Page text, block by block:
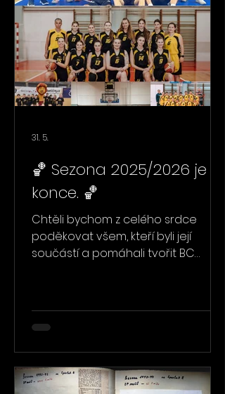
🏀 Sezona 2025/2026 je u
konce. 🏀
Chtěli bychom z celého srdce
poděkovat všem, kteří byli její
součástí a pomáhali tvořit BC
reprezentaci klubu během celé
realizačním týmům za čas,
trpělivost a obrovské nasazení.
Obrovské poděkování patří také
31. 5.